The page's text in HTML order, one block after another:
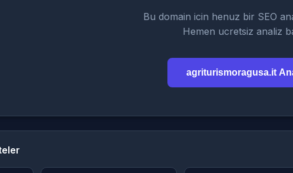
Bu domain icin henuz bir SEO
Hemen ucretsiz analiz
agriturismoragusa.it